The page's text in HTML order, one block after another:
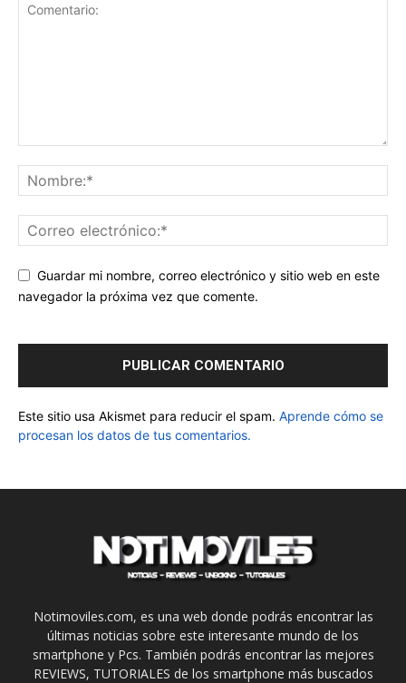
Guardar mi nombre, correo electrónico y sitio web en este
navegador la próxima vez que comente.
Este sitio usa Akismet para reducir el spam. Aprende cómo se
procesan los datos de tus comentarios.
Notimoviles.com, es una web donde podrás encontrar las
últimas noticias sobre este interesante mundo de los
smartphone y Pcs. También podrás encontrar las mejores
REVIEWS, TUTORIALES de los smartphone más buscados